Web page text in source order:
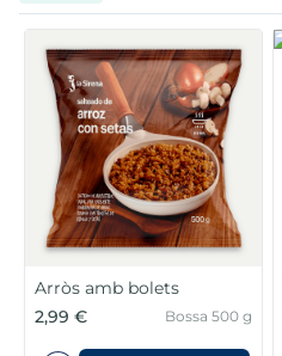
Arròs amb bolets
2,99 €
Bossa 500 g
canelones
gambon
listísimos
pollo